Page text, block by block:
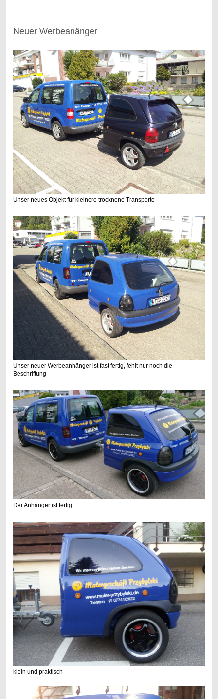
Neuer Werbeanänger
Unser neues Objekt für kleinere trocknene Transporte
Unser neuer Werbeanhänger ist fast fertig, fehlt nur noch die
Beschriftung
Der Anhänger ist fertig
klein und praktisch